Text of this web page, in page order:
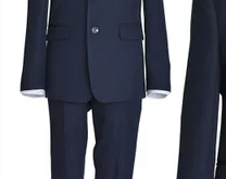
Photography
写真スタジオ APS
Angel's Photo Studio
七五三・発表会・記念撮影
予約 Web または お電話